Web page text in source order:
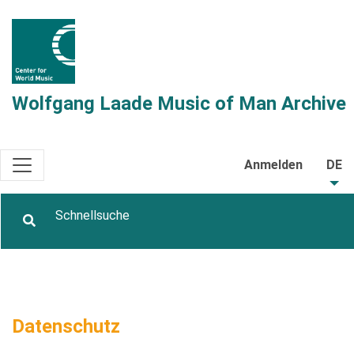
Wolfgang Laade Music of Man Archive
Anmelden DE
Datenschutz